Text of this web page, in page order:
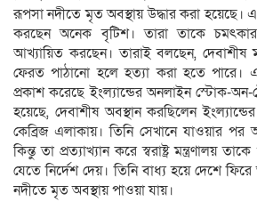
রূপসা নদীতে মৃত অবস্থায় উদ্ধার করা
করছেন অনেক বৃটিশ। তারা তাকে
আখ্যায়িত করছেন। তারাই বলছেন,
ফেরত পাঠানো হলে হত্যা করা হতে পারে।
প্রকাশ করেছে ইংল্যান্ডের অনলাইন স্টোক-অন-
হয়েছে, দেবাশীষ অবস্থান করছিলেন
কেব্রিজ এলাকায়। তিনি সেখানে যাওয়ার পর
কিন্তু তা প্রত্যাখ্যান করে স্বরাষ্ট্র মন্ত্রণালয়
যেতে নির্দেশ দেয়। তিনি বাধ্য হয়ে দেশে
নদীতে মৃত অবস্থায় পাওয়া যায়।